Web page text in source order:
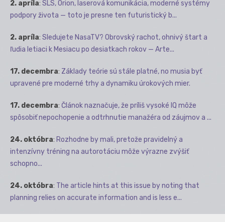
2. apríla: SLS, Orion, laserová komunikácia, moderné systémy
podpory života — toto je presne ten futuristický b...
2. apríla: Sledujete NasaTV? Obrovský rachot, ohnivý štart a
ľudia letiaci k Mesiacu po desiatkach rokov — Arte...
17. decembra: Základy teórie sú stále platné, no musia byť
upravené pre moderné trhy a dynamiku úrokových mier.
17. decembra: Článok naznačuje, že príliš vysoké IQ môže
spôsobiť nepochopenie a odtrhnutie manažéra od záujmov a ...
24. októbra: Rozhodne by mali, pretože pravidelný a
intenzívny tréning na autorotáciu môže výrazne zvýšiť
schopno...
24. októbra: The article hints at this issue by noting that
planning relies on accurate information and is less e...